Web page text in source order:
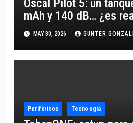
Oscal Pilot 5: un
mAh y 140 dB… ¿es
MAY 30, 2026
Periféricos Tecnología